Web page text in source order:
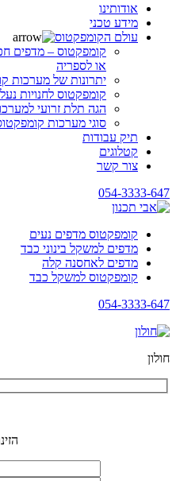
אודותינו
מידע טכני
עולם הקומפקטוס
קומפקטוס – מדפים
או לספריה
יתרונות של מערכות
קומפקטוס לחנויות
הגה תלת זרועי
סוגי מערכות
תיק עבודות
קטלוגים
צור קשר
054-3333-647
קומפקטוס מדפים נעים
מדפים למשקל בינוני כבד
מדפים לאחסנה קלה
קומפקטוס למשקל כבד
054-3333-647
חולון